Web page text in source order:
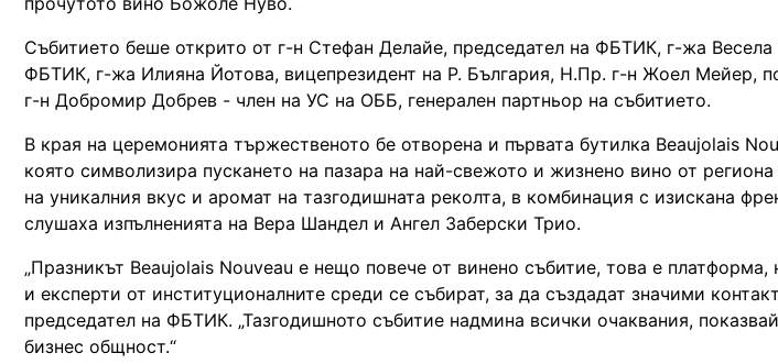
Събитието беше открито от г-н Стефан Делайе, председател на ФБТИК, г-жа
ФБТИК, г-жа Илияна Йотова, вицепрезидент на Р. България, Н.Пр. г-н Жоел Мейер,
г-н Добромир Добрев - член на УС на ОББ, генерален партньор на събитието.
В края на церемонията тържественото бе отворена и първата бутилка Beaujolais
която символизира пускането на пазара на най-свежото и жизнено вино от
на уникалния вкус и аромат на тазгодишната реколта, в комбинация с изискана
слушаха изпълненията на Вера Шандел и Ангел Заберски Трио.
„Празникът Beaujolais Nouveau е нещо повече от винено събитие, това е
и експерти от институционалните среди се събират, за да създадат значими
председател на ФБТИК. „Тазгодишното събитие надмина всички очаквания,
бизнес общност.“